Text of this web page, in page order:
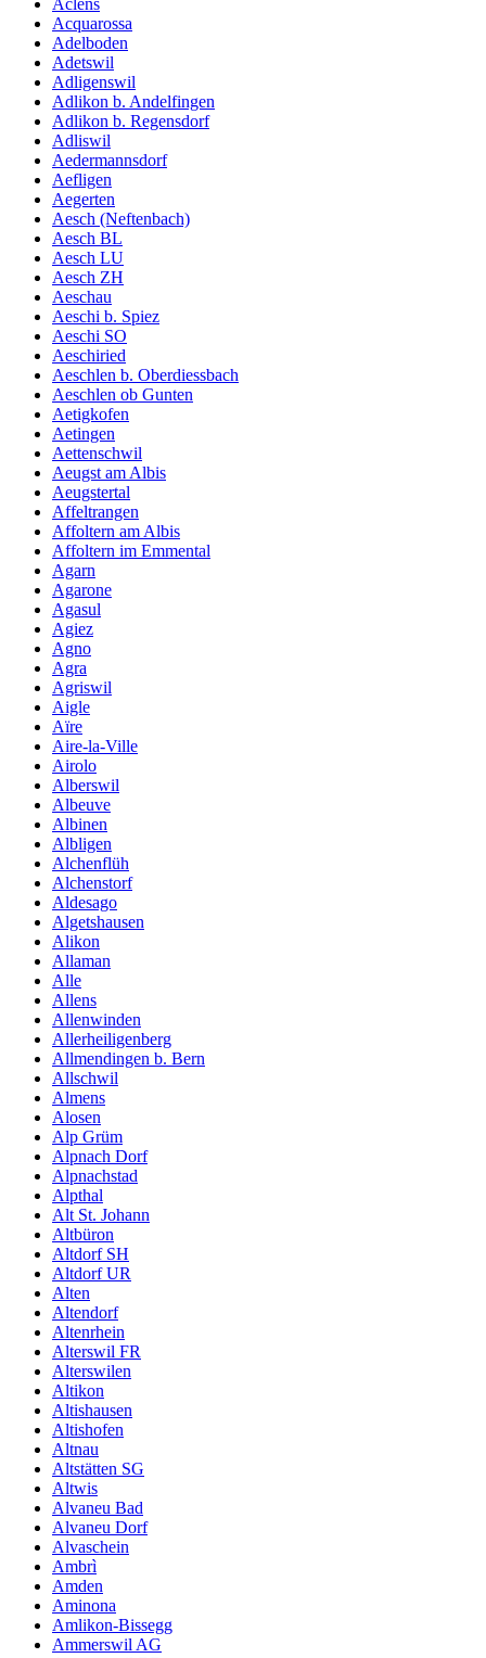
Acquarossa
Adelboden
Adetswil
Adligenswil
Adlikon b. Andelfingen
Adlikon b. Regensdorf
Adliswil
Aedermannsdorf
Aefligen
Aegerten
Aesch (Neftenbach)
Aesch BL
Aesch LU
Aesch ZH
Aeschau
Aeschi b. Spiez
Aeschi SO
Aeschiried
Aeschlen b. Oberdiessbach
Aeschlen ob Gunten
Aetigkofen
Aetingen
Aettenschwil
Aeugst am Albis
Aeugstertal
Affeltrangen
Affoltern am Albis
Affoltern im Emmental
Agarn
Agarone
Agasul
Agiez
Agno
Agra
Agriswil
Aigle
Aïre
Aire-la-Ville
Airolo
Alberswil
Albeuve
Albinen
Albligen
Alchenflüh
Alchenstorf
Aldesago
Algetshausen
Alikon
Allaman
Alle
Allens
Allenwinden
Allerheiligenberg
Allmendingen b. Bern
Allschwil
Almens
Alosen
Alp Grüm
Alpnach Dorf
Alpnachstad
Alpthal
Alt St. Johann
Altbüron
Altdorf SH
Altdorf UR
Alten
Altendorf
Altenrhein
Alterswil FR
Alterswilen
Altikon
Altishausen
Altishofen
Altnau
Altstätten SG
Altwis
Alvaneu Bad
Alvaneu Dorf
Alvaschein
Ambrì
Amden
Aminona
Amlikon-Bissegg
Ammerswil AG